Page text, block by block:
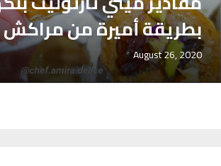
بطريقة أميرة من مراكش
August 26, 2020